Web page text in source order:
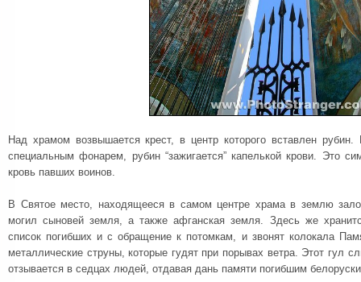
Над храмом возвышается крест, в центр которого вставлен рубин.
специальным фонарем, рубин “зажигается” капелькой крови. Это
кровь павших воинов.
В Святое место, находящееся в самом центре храма в землю
могил сыновей земля, а также афганская земля. Здесь же
список погибших и с обращение к потомкам, и звонят колокала
металлические струны, которые гудят при порывах ветра. Этот гул
отзывается в седцах людей, отдавая дань памяти погибшим